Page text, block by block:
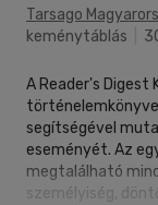
Tarsago
keménytáblás
A Reader's Digest
segítségével
eseményét. Az
megtalálható
személyiség,